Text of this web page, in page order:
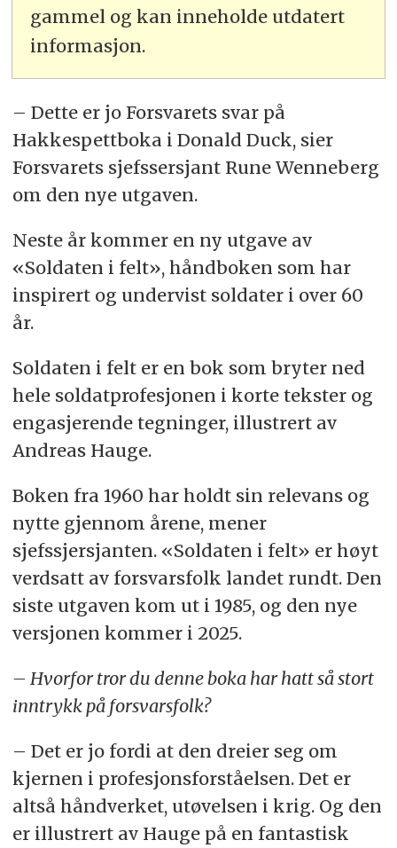
gammel og kan inneholde utdatert
informasjon.
– Dette er jo Forsvarets svar på
Hakkespettboka i Donald Duck, sier
Forsvarets sjefssersjant Rune Wenneberg
om den nye utgaven.
Neste år kommer en ny utgave av
«Soldaten i felt», håndboken som har
inspirert og undervist soldater i over 60
år.
Soldaten i felt er en bok som bryter ned
hele soldatprofesjonen i korte tekster og
engasjerende tegninger, illustrert av
Andreas Hauge.
Boken fra 1960 har holdt sin relevans og
nytte gjennom årene, mener
sjefssjersjanten. «Soldaten i felt» er høyt
verdsatt av forsvarsfolk landet rundt. Den
siste utgaven kom ut i 1985, og den nye
versjonen kommer i 2025.
– Hvorfor tror du denne boka har hatt så stort
inntrykk på forsvarsfolk?
– Det er jo fordi at den dreier seg om
kjernen i profesjonsforståelsen. Det er
altså håndverket, utøvelsen i krig. Og den
er illustrert av Hauge på en fantastisk